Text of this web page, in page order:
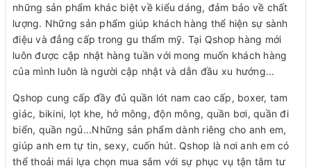
những sản phẩm khác biệt về kiểu dáng, đảm bảo về chất
lượng. Những sản phẩm giúp khách hàng thể hiện sự sành
điệu và đẳng cấp trong gu thẩm mỹ. Tại Qshop hàng mới
luôn được cập nhật hàng tuần với mong muốn khách hàng
của mình luôn là người cập nhật và dẫn đầu xu hướng...
Qshop cung cấp đầy đủ quần lót nam cao cấp, boxer, tam
giác, bikini, lọt khe, hở mông, độn mông, quần bơi, quần đi
biển, quần ngủ...Những sản phẩm dành riêng cho anh em,
giúp anh em tự tin, sexy, cuốn hút. Qshop là nơi anh em có
thể thoải mái lựa chọn mua sắm với sự phục vụ tận tâm tư